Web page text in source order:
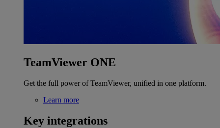
TeamViewer ONE
Get the full power of TeamViewer, unified in one platform.
Learn more
Key integrations